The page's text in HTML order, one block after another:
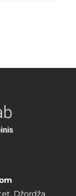
Džordža